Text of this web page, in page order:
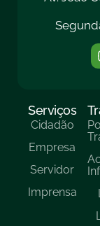
Serviços
Cidadão
Empresa
Servidor
Imprensa